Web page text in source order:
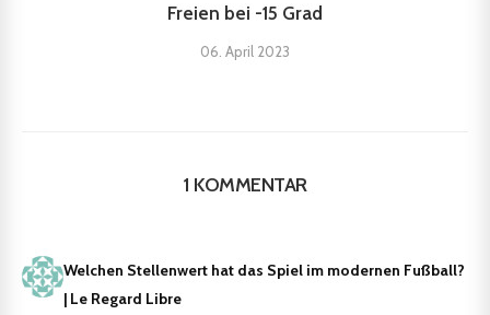
Freien bei -15 Grad
06. April 2023
1 KOMMENTAR
Welchen Stellenwert hat das Spiel im modernen Fußball?
| Le Regard Libre